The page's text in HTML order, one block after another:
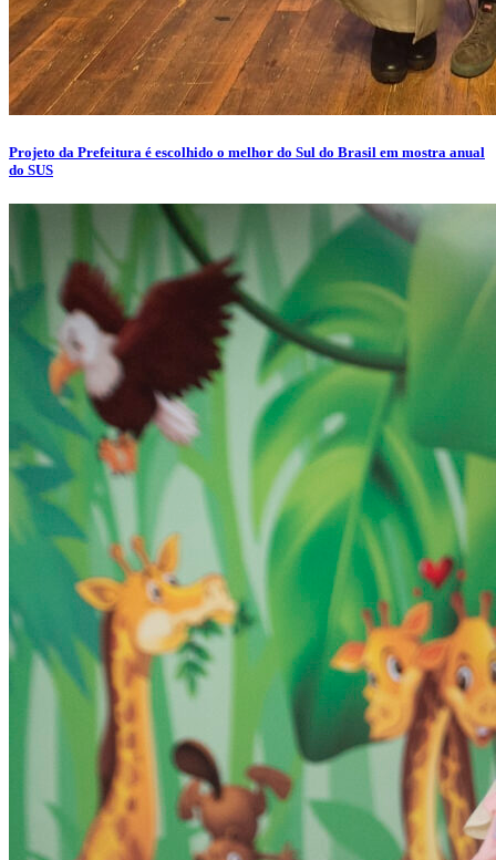
Projeto da Prefeitura é escolhido o melhor do Sul do Brasil em mostra anual
do SUS